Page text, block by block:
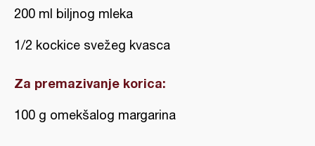
200 ml biljnog mleka
1/2 kockice svežeg kvasca
Za premazivanje korica:
100 g omekšalog margarina